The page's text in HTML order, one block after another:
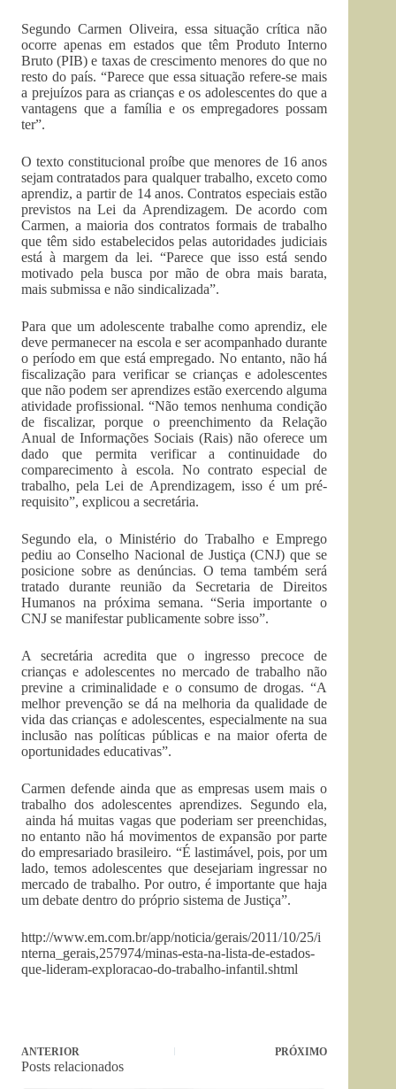
Segundo Carmen Oliveira, essa situação crítica não
ocorre apenas em estados que têm Produto Interno
Bruto (PIB) e taxas de crescimento menores do que no
resto do país. “Parece que essa situação refere-se mais
a prejuízos para as crianças e os adolescentes do que a
vantagens que a família e os empregadores possam
ter”.
O texto constitucional proíbe que menores de 16 anos
sejam contratados para qualquer trabalho, exceto como
aprendiz, a partir de 14 anos. Contratos especiais estão
previstos na Lei da Aprendizagem. De acordo com
Carmen, a maioria dos contratos formais de trabalho
que têm sido estabelecidos pelas autoridades judiciais
está à margem da lei. “Parece que isso está sendo
motivado pela busca por mão de obra mais barata,
mais submissa e não sindicalizada”.
Para que um adolescente trabalhe como aprendiz, ele
deve permanecer na escola e ser acompanhado durante
o período em que está empregado. No entanto, não há
fiscalização para verificar se crianças e adolescentes
que não podem ser aprendizes estão exercendo alguma
atividade profissional. “Não temos nenhuma condição
de fiscalizar, porque o preenchimento da Relação
Anual de Informações Sociais (Rais) não oferece um
dado que permita verificar a continuidade do
comparecimento à escola. No contrato especial de
trabalho, pela Lei de Aprendizagem, isso é um pré-
requisito”, explicou a secretária.
Segundo ela, o Ministério do Trabalho e Emprego
pediu ao Conselho Nacional de Justiça (CNJ) que se
posicione sobre as denúncias. O tema também será
tratado durante reunião da Secretaria de Direitos
Humanos na próxima semana. “Seria importante o
CNJ se manifestar publicamente sobre isso”.
A secretária acredita que o ingresso precoce de
crianças e adolescentes no mercado de trabalho não
previne a criminalidade e o consumo de drogas. “A
melhor prevenção se dá na melhoria da qualidade de
vida das crianças e adolescentes, especialmente na sua
inclusão nas políticas públicas e na maior oferta de
oportunidades educativas”.
Carmen defende ainda que as empresas usem mais o
trabalho dos adolescentes aprendizes. Segundo ela,
ainda há muitas vagas que poderiam ser preenchidas,
no entanto não há movimentos de expansão por parte
do empresariado brasileiro. “É lastimável, pois, por um
lado, temos adolescentes que desejariam ingressar no
mercado de trabalho. Por outro, é importante que haja
um debate dentro do próprio sistema de Justiça”.
http://www.em.com.br/app/noticia/gerais/2011/10/25/i
nterna_gerais,257974/minas-esta-na-lista-de-estados-
que-lideram-exploracao-do-trabalho-infantil.shtml
ANTERIOR PRÓXIMO
Posts relacionados